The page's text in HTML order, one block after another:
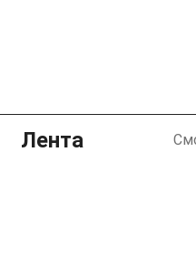
Лента